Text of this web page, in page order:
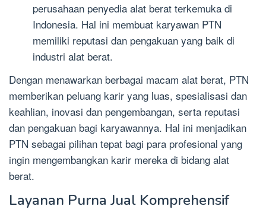
perusahaan penyedia alat berat terkemuka di
Indonesia. Hal ini membuat karyawan PTN
memiliki reputasi dan pengakuan yang baik di
industri alat berat.
Dengan menawarkan berbagai macam alat berat, PTN
memberikan peluang karir yang luas, spesialisasi dan
keahlian, inovasi dan pengembangan, serta reputasi
dan pengakuan bagi karyawannya. Hal ini menjadikan
PTN sebagai pilihan tepat bagi para profesional yang
ingin mengembangkan karir mereka di bidang alat
berat.
Layanan Purna Jual Komprehensif